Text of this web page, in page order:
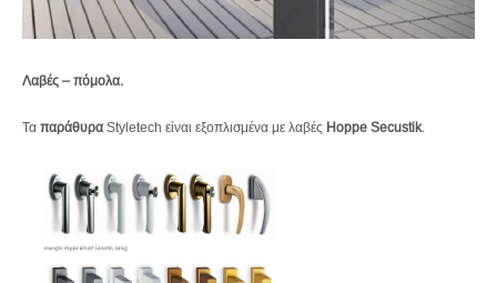
Λαβές – πόμολα.
Τα παράθυρα Styletech είναι εξοπλισμένα με λαβές Hoppe Secustik.